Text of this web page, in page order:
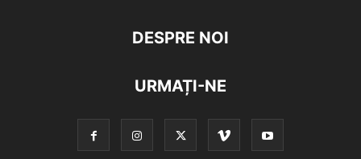
DESPRE NOI
URMAȚI-NE